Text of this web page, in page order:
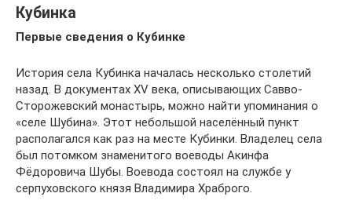
Кубинка
Первые сведения о Кубинке
История села Кубинка началась несколько столетий
назад. В документах XV века, описывающих Савво-
Сторожевский монастырь, можно найти упоминания о
«селе Шубина». Этот небольшой населённый пункт
располагался как раз на месте Кубинки. Владелец села
был потомком знаменитого воеводы Акинфа
Фёдоровича Шубы. Воевода состоял на службе у
серпуховского князя Владимира Храброго.